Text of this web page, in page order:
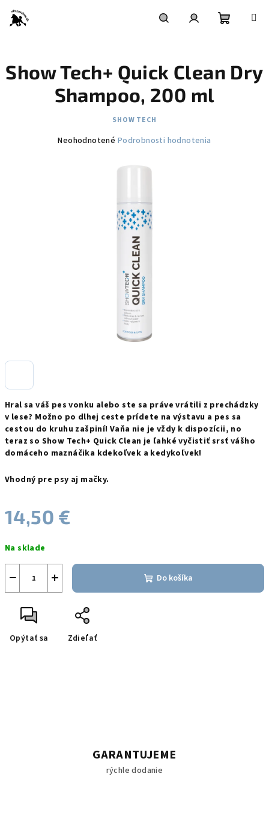
obsah
košík
Hral sa váš pes vonku alebo ste sa práve vrátili z prechádzky
v lese? Možno po dlhej ceste prídete na výstavu a pes sa
cestou do kruhu zašpiní! Vaňa nie je vždy k dispozícii, no
teraz so Show Tech+ Quick Clean je ľahké vyčistiť srsť vášho
domáceho maznáčika kdekoľvek a kedykoľvek!
Vhodný pre psy aj mačky.
14,50 €
cena:
Na sklade
+
− Do košíka
Opýtať sa Zdieľať
Show Tech+ Quick Clean Dry
Shampoo, 200 ml
SHOW TECH
Priemerné
Neohodnotené Podrobnosti hodnotenia
GARANTUJEME
rýchle dodanie